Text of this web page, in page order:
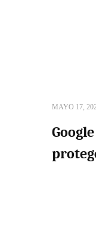
MAYO 17,